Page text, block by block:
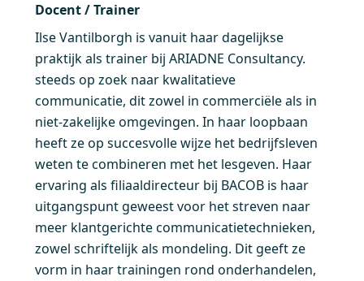
Docent / Trainer
Ilse Vantilborgh is vanuit haar dagelijkse
praktijk als trainer bij ARIADNE Consultancy.
steeds op zoek naar kwalitatieve
communicatie, dit zowel in commerciële als in
niet-zakelijke omgevingen. In haar loopbaan
heeft ze op succesvolle wijze het bedrijfsleven
weten te combineren met het lesgeven. Haar
ervaring als filiaaldirecteur bij BACOB is haar
uitgangspunt geweest voor het streven naar
meer klantgerichte communicatietechnieken,
zowel schriftelijk als mondeling. Dit geeft ze
vorm in haar trainingen rond onderhandelen,